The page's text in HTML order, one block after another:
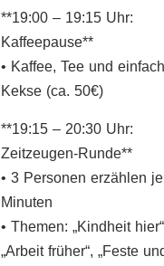
**19:00 – 19:15 Uhr:
Kaffeepause**
• Kaffee, Tee und
Kekse (ca. 50€)
**19:15 – 20:30 Uhr:
Zeitzeugen-Runde**
• 3 Personen erzählen
Minuten
• Themen: „Kindheit
„Arbeit früher“, „Feste